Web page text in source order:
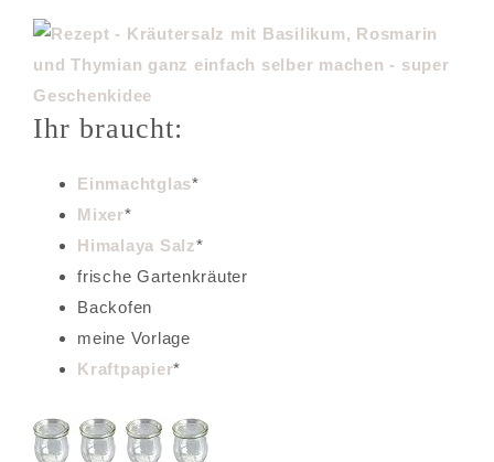
Ihr braucht:
Einmachtglas*
Mixer*
Himalaya Salz*
frische Gartenkräuter
Backofen
meine Vorlage
Kraftpapier*